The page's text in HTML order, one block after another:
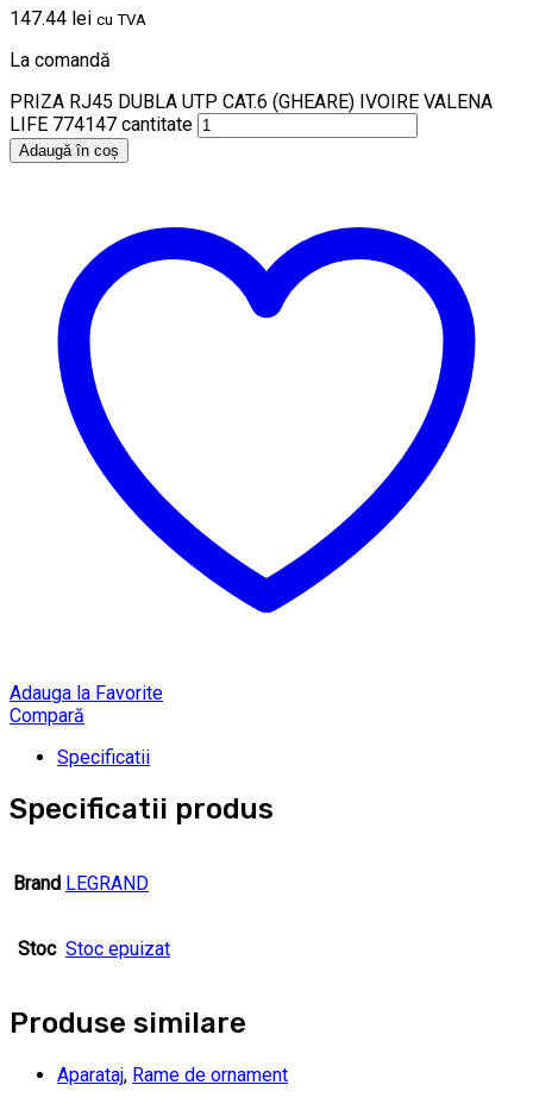
147.44 lei cu TVA
La comandă
PRIZA RJ45 DUBLA UTP CAT.6 (GHEARE) IVOIRE VALENA
LIFE 774147 cantitate
Adaugă în coș
Adauga la Favorite
Compară
Specificatii
Specificatii produs
Brand LEGRAND
Stoc Stoc epuizat
Produse similare
Aparataj, Rame de ornament